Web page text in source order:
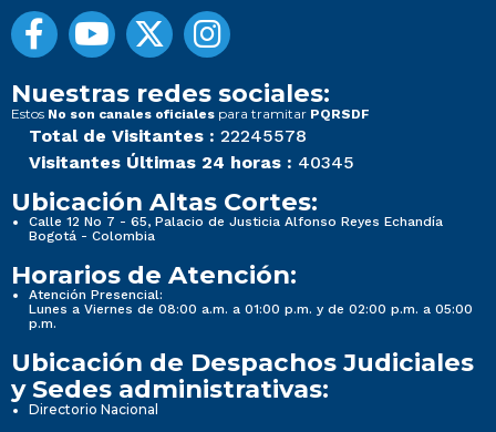
Nuestras redes sociales:
Estos No son canales oficiales para tramitar PQRSDF
Total de Visitantes : 22245578
Visitantes Últimas 24 horas : 40345
Ubicación Altas Cortes:
Calle 12 No 7 - 65, Palacio de Justicia Alfonso Reyes Echandía
Bogotá - Colombia
Horarios de Atención:
Atención Presencial:
Lunes a Viernes de 08:00 a.m. a 01:00 p.m. y de 02:00 p.m. a 05:00
p.m.
Ubicación de Despachos Judiciales
y Sedes administrativas:
Directorio Nacional